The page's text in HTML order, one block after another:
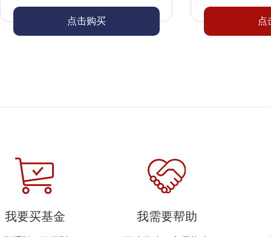
点击购买 点
我要买基金 我需要帮助